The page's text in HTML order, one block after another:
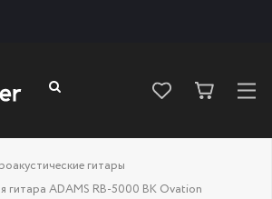
гитары
гитара ADAMS RB-5000 BK Ovation